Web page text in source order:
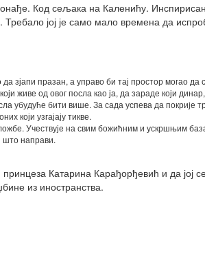
Код сељака на Каленићу.
јој је само мало времена да
зјапи празан, а управо би тај простор могао
живе од овог посла као ја, да зараде који
убудуће бити више. За сада успева да покрије
који узгајају тикве.
Учествује на свим божићним и ускршњим
што направи.
Катарина Карађорђевић и да јој
из иностранства.